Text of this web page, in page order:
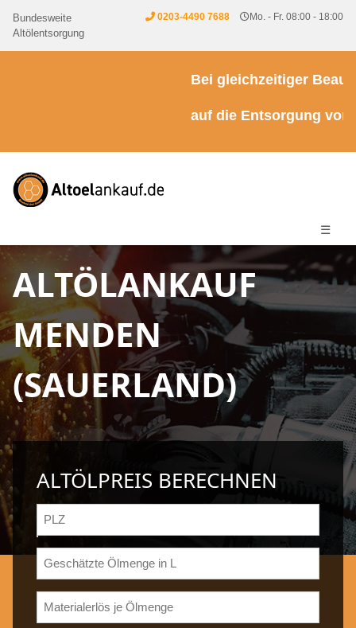
Bundesweite
Altölentsorgung
0203-4490 7688 Mo. - Fr. 08:00 - 18:00
Bei gleichzeitiger
auf die Entsorgung von
☰
ALTÖLANKAUF
MENDEN
(SAUERLAND)
ALTÖLPREIS BERECHNEN